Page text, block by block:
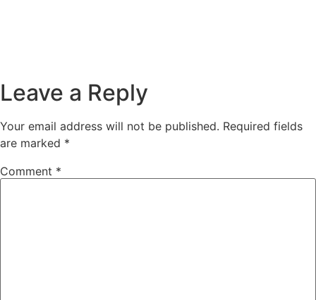
Leave a Reply
Your email address will not be published. Required fields
are marked *
Comment *